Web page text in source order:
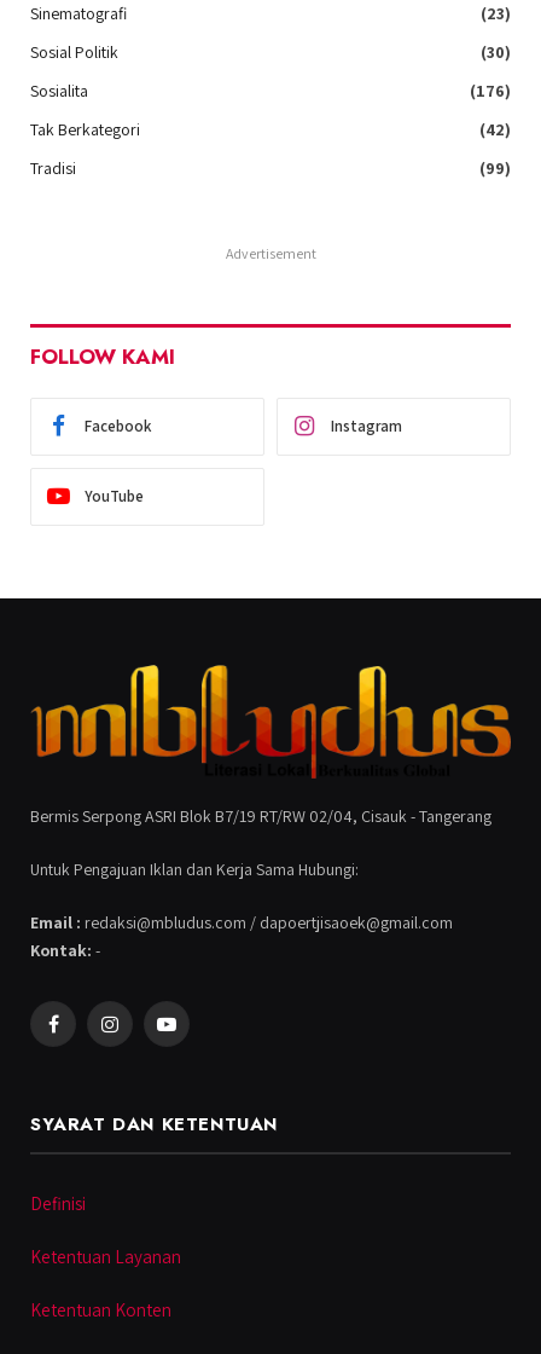
Sinematografi
(23)
Sosial Politik
(30)
Sosialita
(176)
Tak Berkategori
(42)
Tradisi
(99)
Advertisement
FOLLOW KAMI
Facebook Instagram
YouTube
Bermis Serpong ASRI Blok B7/19 RT/RW 02/04, Cisauk - Tangerang
Untuk Pengajuan Iklan dan Kerja Sama Hubungi:
Email : redaksi@mbludus.com / dapoertjisaoek@gmail.com
Kontak: -
FacebookInstagramYouTube
SYARAT DAN KETENTUAN
Definisi
Ketentuan Layanan
Ketentuan Konten